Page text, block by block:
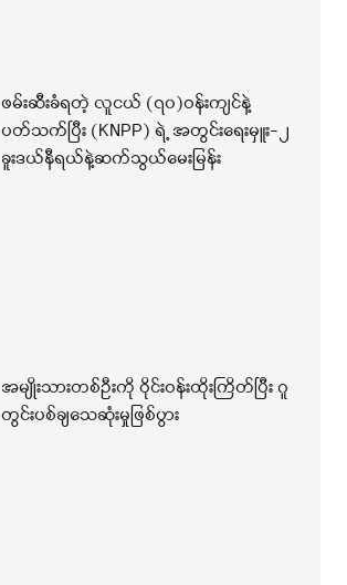
ဖမ်းဆီးခံရတဲ့ လူငယ် (၇၀)ဝန်းကျင်နဲ့
ပတ်သက်ပြီး (KNPP) ရဲ့ အတွင်းရေးမှူး-၂
ခူးဒယ်နီရယ်နဲ့ဆက်သွယ်မေးမြန်း
အမျိုးသားတစ်ဦးကို ဝိုင်းဝန်းထိုးကြိတ်ပြီး ဂူ
တွင်းပစ်ချသေဆုံးမှုဖြစ်ပွား